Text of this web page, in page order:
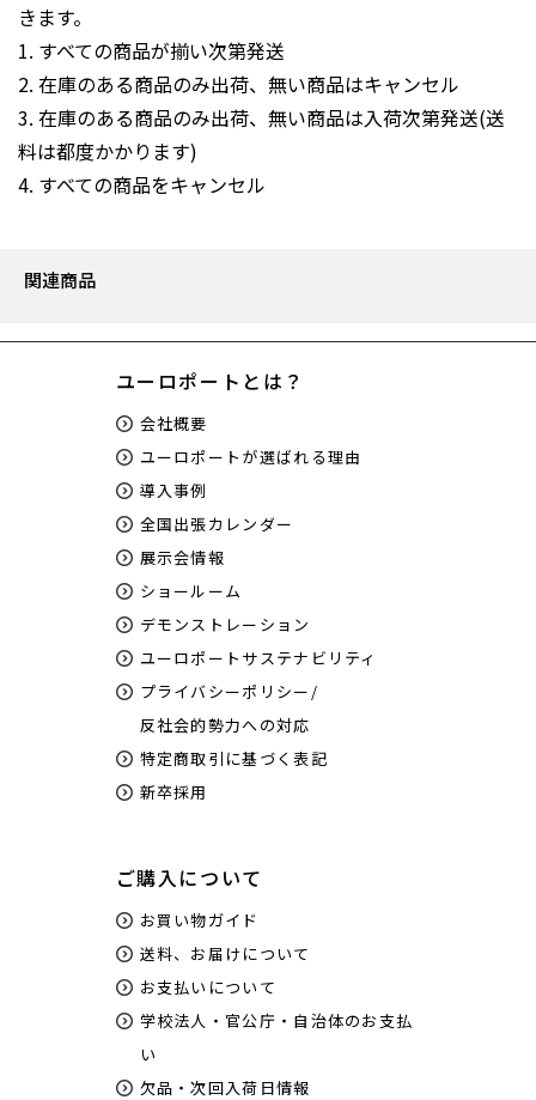
きます。
1. すべての商品が揃い次第発送
2. 在庫のある商品のみ出荷、無い商品はキャンセル
3. 在庫のある商品のみ出荷、無い商品は入荷次第発送(送
料は都度かかります)
4. すべての商品をキャンセル
関連商品
ユーロポートとは？
会社概要
ユーロポートが選ばれる理由
導入事例
全国出張カレンダー
展示会情報
ショールーム
デモンストレーション
ユーロポートサステナビリティ
プライバシーポリシー/
反社会的勢力への対応
特定商取引に基づく表記
新卒採用
ご購入について
お買い物ガイド
送料、お届けについて
お支払いについて
学校法人・官公庁・自治体のお支払
い
欠品・次回入荷日情報